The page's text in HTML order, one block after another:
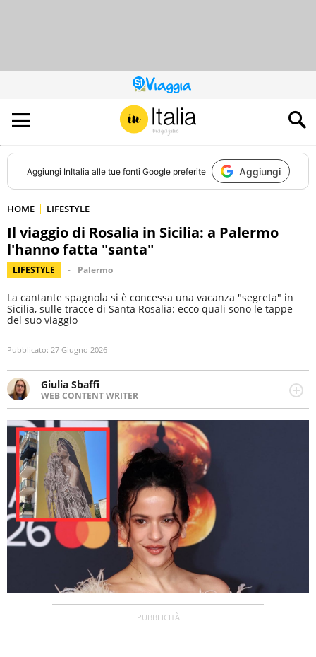
QUESTO
SITO
CONTRIBUISCE
ALL’AUDIENCE
DI
Aggiungi InItalia alle tue fonti Google preferite Aggiungi
HOME LIFESTYLE
Il viaggio di Rosalia in Sicilia: a Palermo
l'hanno fatta "santa"
LIFESTYLE Palermo
La cantante spagnola si è concessa una vacanza "segreta" in
Sicilia, sulle tracce di Santa Rosalia: ecco quali sono le tappe
del suo viaggio
Pubblicato: 27 Giugno 2026
Giulia Sbaffi
WEB CONTENT WRITER
Web content writer appassionata di belle storie e di
viaggi, scrive da quando ne ha memoria. Curiosa per
natura, le piace tenersi informata su ciò che accade
intorno a lei.